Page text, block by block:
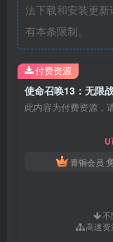
法下载和安装更
有本条限制。
此内容为付费资源，
青铜会员
不
高速
付费资源